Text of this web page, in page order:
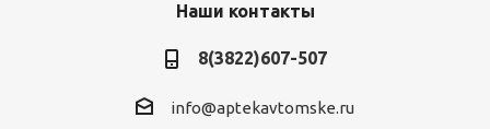
Наши контакты
8(3822)607-507
info@aptekavtomske.ru